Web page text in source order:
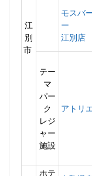
江
別
市
モスバ
ー
江別店
テー
マ
パー
ク
レジ
ャー
施設
アトリ
ホテ